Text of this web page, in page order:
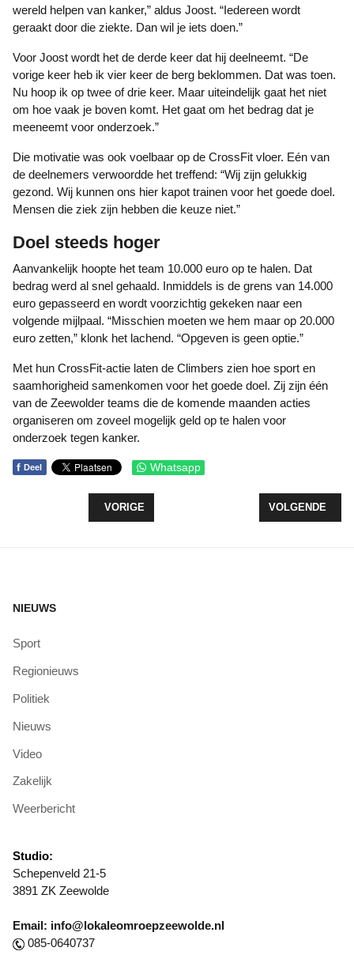
wereld helpen van kanker,” aldus Joost. “Iedereen wordt
geraakt door die ziekte. Dan wil je iets doen.”
Voor Joost wordt het de derde keer dat hij deelneemt. “De
vorige keer heb ik vier keer de berg beklommen. Dat was toen.
Nu hoop ik op twee of drie keer. Maar uiteindelijk gaat het niet
om hoe vaak je boven komt. Het gaat om het bedrag dat je
meeneemt voor onderzoek.”
Die motivatie was ook voelbaar op de CrossFit vloer. Eén van
de deelnemers verwoordde het treffend: “Wij zijn gelukkig
gezond. Wij kunnen ons hier kapot trainen voor het goede doel.
Mensen die ziek zijn hebben die keuze niet.”
Doel steeds hoger
Aanvankelijk hoopte het team 10.000 euro op te halen. Dat
bedrag werd al snel gehaald. Inmiddels is de grens van 14.000
euro gepasseerd en wordt voorzichtig gekeken naar een
volgende mijlpaal. “Misschien moeten we hem maar op 20.000
euro zetten,” klonk het lachend. “Opgeven is geen optie.”
Met hun CrossFit-actie laten de Climbers zien hoe sport en
saamhorigheid samenkomen voor het goede doel. Zij zijn één
van de Zeewolder teams die de komende maanden acties
organiseren om zoveel mogelijk geld op te halen voor
onderzoek tegen kanker.
f Deel Whatsapp
VORIG ARTIKEL: START VERWIJDERING OUDE
VORIGE VOLGENDE
VOLGENDE
NIEUWS
Sport
Regionieuws
Politiek
Nieuws
Video
Zakelijk
Weerbericht
Studio:
Schepenveld 21-5
3891 ZK Zeewolde
Email: info@lokaleomroepzeewolde.nl
085-0640737